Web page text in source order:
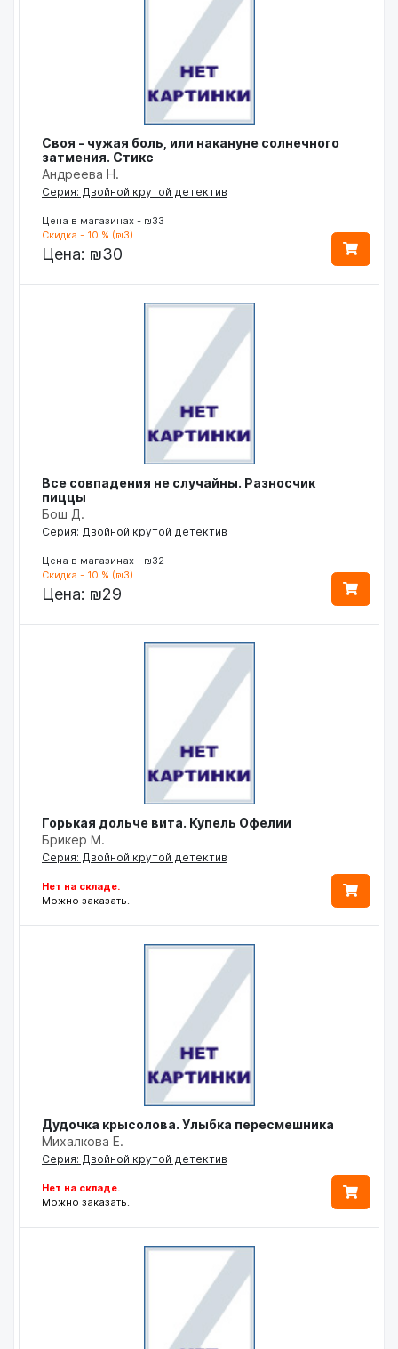
Своя - чужая боль, или накануне солнечного
затмения. Стикс
Андреева Н.
Серия: Двойной крутой детектив
Цена в магазинах - ₪33
Скидка - 10 % (₪3)
Цена: ₪30
Все совпадения не случайны. Разносчик
пиццы
Бош Д.
Серия: Двойной крутой детектив
Цена в магазинах - ₪32
Скидка - 10 % (₪3)
Цена: ₪29
Горькая дольче вита. Купель Офелии
Брикер М.
Серия: Двойной крутой детектив
Нет на складе.
Можно заказать.
Дудочка крысолова. Улыбка пересмешника
Михалкова Е.
Серия: Двойной крутой детектив
Нет на складе.
Можно заказать.